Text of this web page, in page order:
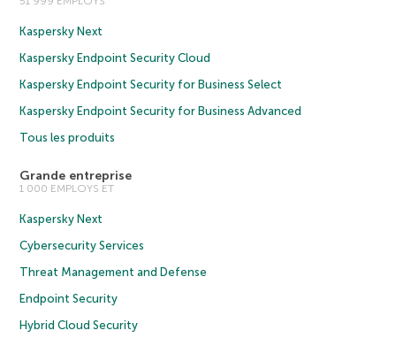
Kaspersky Next
Kaspersky Endpoint Security Cloud
Kaspersky Endpoint Security for Business Select
Kaspersky Endpoint Security for Business Advanced
Tous les produits
Grande entreprise
1 000 EMPLOYS ET
Kaspersky Next
Cybersecurity Services
Threat Management and Defense
Endpoint Security
Hybrid Cloud Security